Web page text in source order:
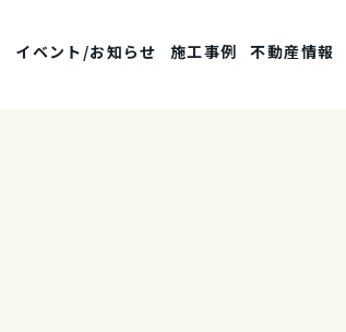
イベント/お知らせ 施工事例 不動産情報